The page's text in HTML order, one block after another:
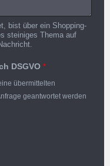
bist über ein Shopping-
steiniges Thema auf
DSGVO *
übermittelten
geantwortet werden